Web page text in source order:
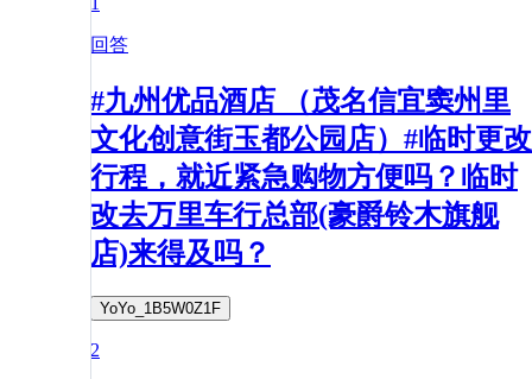
回答
#九州优品酒店 （茂名信宜窦州里
文化创意街玉都公园店）#临时更改
行程，就近紧急购物方便吗？临时
改去万里车行总部(豪爵铃木旗舰
店)来得及吗？
YoYo_1B5W0Z1F
2